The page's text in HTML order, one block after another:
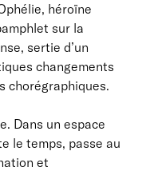
héroïne
sur la
sertie d’un
changements
chorégraphiques.
Dans un espace
le temps, passe au
et